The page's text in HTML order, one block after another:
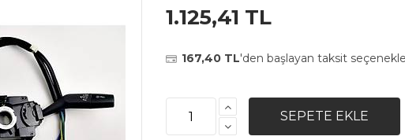
1.125,41 TL
167,40 TL'den başlayan taksit